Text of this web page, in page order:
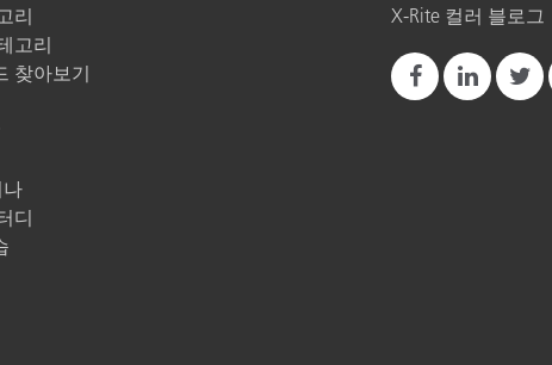
리
고리
찾아보기
디
X-Rite 컬러 블로그